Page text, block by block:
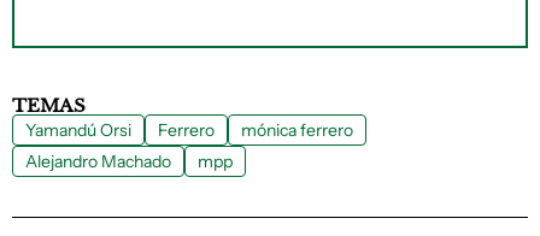
TEMAS
Yamandú Orsi Ferrero
mónica ferrero
Alejandro Machado
mpp